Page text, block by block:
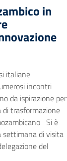
in
italiane
incontri
da ispirazione per
trasformazione
Si è
settimana di visita
del